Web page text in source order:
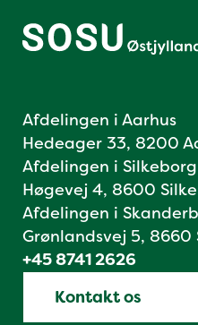
Afdelingen i Aarhus
Hedeager 33, 8200
Afdelingen i Silkeborg
Høgevej 4, 8600
Afdelingen i
Grønlandsvej 5, 8660
+45 8741 2626
Kontakt os